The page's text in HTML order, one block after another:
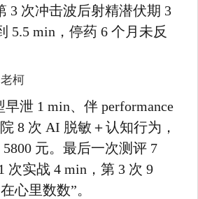
3 次冲击波后射精潜伏期 3
5.5 min，停药 6 个月未反
柯
泄 1 min、伴 performance
8 次 AI 脱敏＋认知行为，
元。最后一次测评 7
次实战 4 min，第 3 次 9
心里数数”。